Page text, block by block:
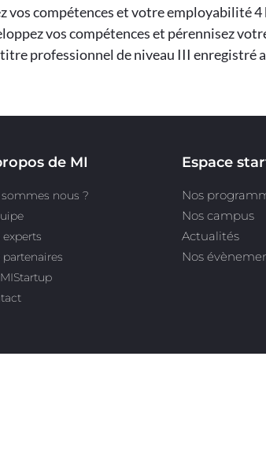
compétences et votre employabilité
vos compétences et pérennisez
professionnel de niveau III enregistré
de MI
nous ?
experts
partenaires
Espace
Nos
Nos campus
Actualités
Nos